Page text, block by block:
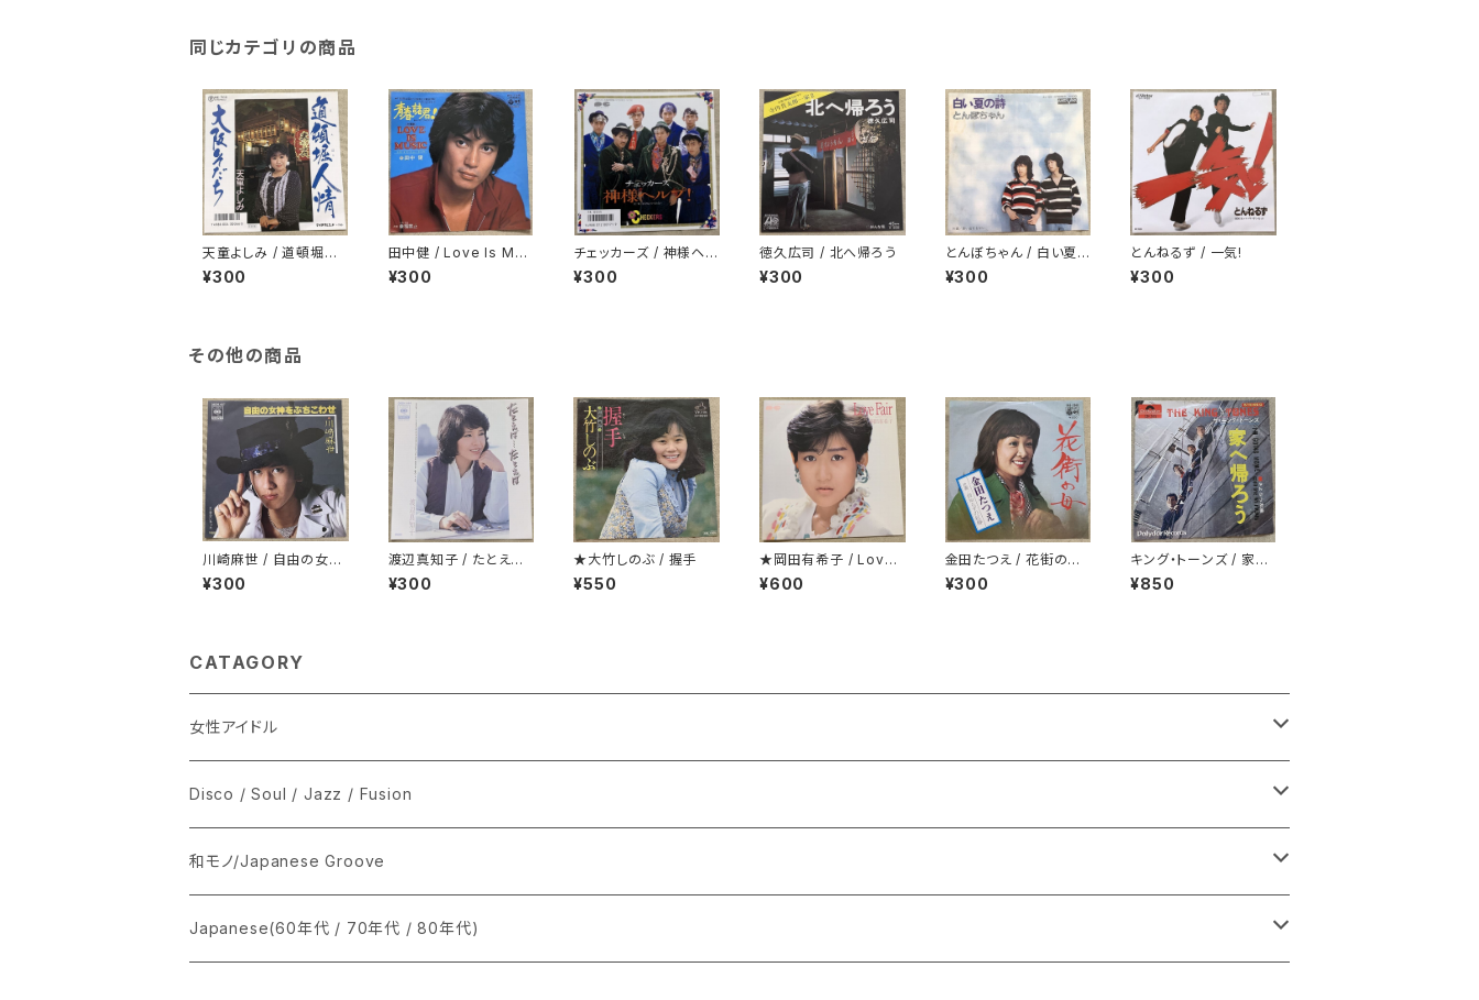
同じカテゴリの商品
天童よしみ / 道頓堀人
情
¥300
田中健 / Love Is Mus
ic プロモ
¥300
チェッカーズ / 神様ヘル
プ!
¥300
徳久広司 / 北へ帰ろう
¥300
とんぼちゃん / 白い夏
の詩
¥300
とんねるず / 一気!
¥300
その他の商品
川崎麻世 / 自由の女神
をぶちこわせ
¥300
渡辺真知子 / たとえ
ば…たとえば
¥300
★大竹しのぶ / 握手
¥550
★岡田有希子 / Love
Fair
¥600
金田たつえ / 花街の母
洋服ジャケ
¥300
キング・トーンズ / 家へ
帰ろう
¥850
CATAGORY
女性アイドル
シングル盤
あ行
か行
LP
CD
Disco / Soul / Jazz / Fusion
シングル盤
A
12インチ・シングル
和モノ/Japanese Groove
シングル盤
Japanese(60年代 / 70年代 / 80年代)